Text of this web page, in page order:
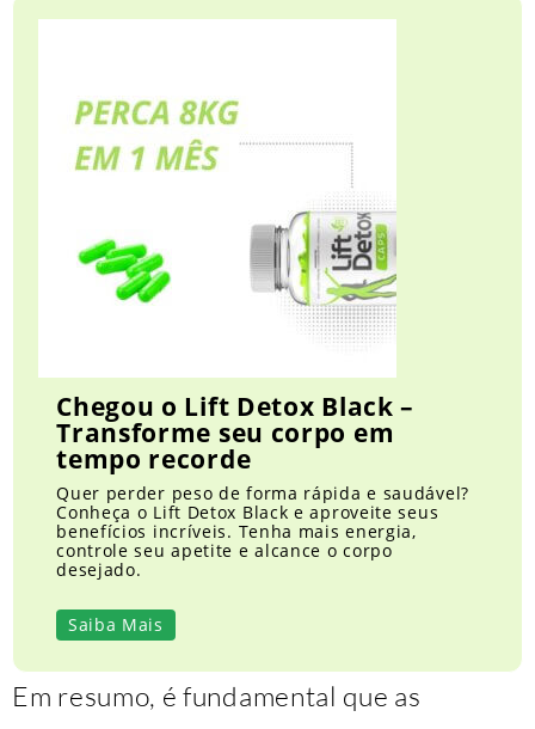
Chegou o Lift Detox Black –
Transforme seu corpo em
tempo recorde
Quer perder peso de forma rápida e saudável?
Conheça o Lift Detox Black e aproveite seus
benefícios incríveis. Tenha mais energia,
controle seu apetite e alcance o corpo
desejado.
Saiba Mais
Em resumo, é fundamental que as